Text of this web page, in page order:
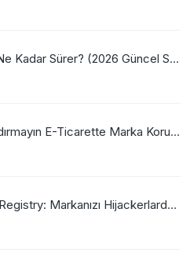
Marka Tescili Ne Kadar Sürer? (2026 Güncel Süreler)
Emeğinizi Çaldırmayın E-Ticarette Marka Koruma
Amazon Brand Registry: Markanızı Hijackerlardan Koruyun